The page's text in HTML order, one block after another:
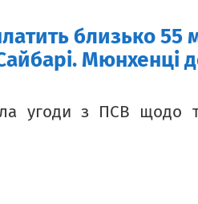
близько 55
Мюнхенці
угоди з ПСВ щодо